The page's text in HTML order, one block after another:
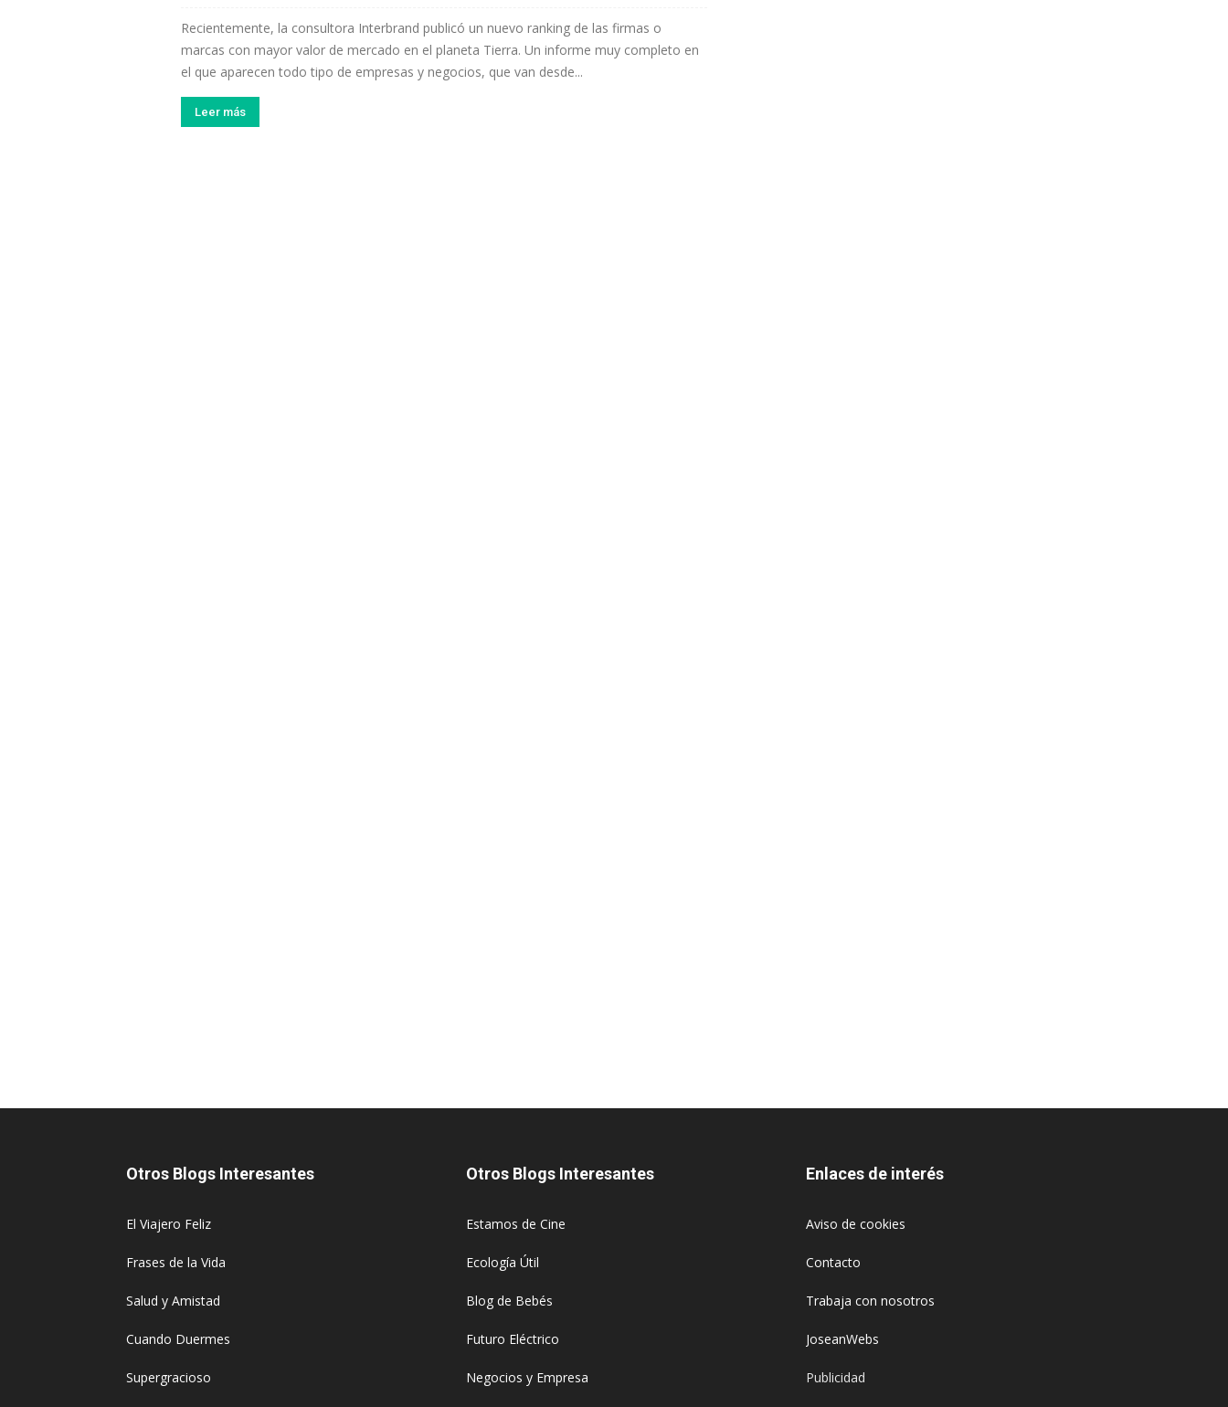
Recientemente, la consultora Interbrand publicó un nuevo ranking de las firmas o
marcas con mayor valor de mercado en el planeta Tierra. Un informe muy completo en
el que aparecen todo tipo de empresas y negocios, que van desde...
Leer más
Otros Blogs Interesantes
El Viajero Feliz
Frases de la Vida
Salud y Amistad
Cuando Duermes
Supergracioso
Otros Blogs Interesantes
Estamos de Cine
Ecología Útil
Blog de Bebés
Futuro Eléctrico
Negocios y Empresa
Enlaces de interés
Aviso de cookies
Contacto
Trabaja con nosotros
JoseanWebs
Publicidad